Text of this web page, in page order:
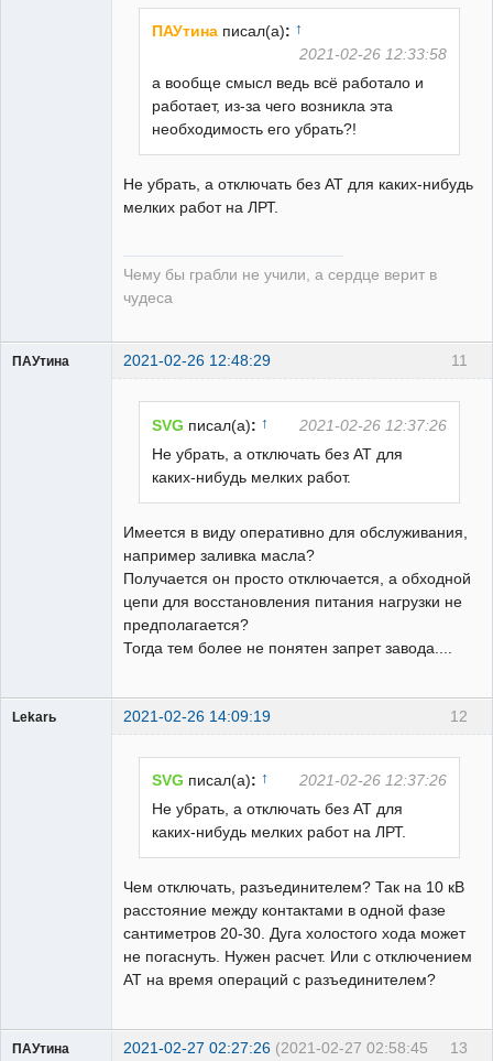
ПАУтина писал(а): ↑
2021-02-26 12:33:58
а вообще смысл ведь всё работало и
работает, из-за чего возникла эта
необходимость его убрать?!
Не убрать, а отключать без АТ для каких-нибудь
мелких работ на ЛРТ.
Чему бы грабли не учили, а сердце верит в
чудеса
11
ПАУтина 2021-02-26 12:48:29
SVG писал(а): ↑
2021-02-26 12:37:26
Не убрать, а отключать без АТ для
каких-нибудь мелких работ.
Имеется в виду оперативно для обслуживания,
например заливка масла?
Получается он просто отключается, а обходной
цепи для восстановления питания нагрузки не
предполагается?
Тогда тем более не понятен запрет завода....
12
Lekarь 2021-02-26 14:09:19
SVG писал(а): ↑
2021-02-26 12:37:26
Не убрать, а отключать без АТ для
каких-нибудь мелких работ на ЛРТ.
Чем отключать, разъединителем? Так на 10 кВ
расстояние между контактами в одной фазе
сантиметров 20-30. Дуга холостого хода может
не погаснуть. Нужен расчет. Или с отключением
АТ на время операций с разъединителем?
13
ПАУтина 2021-02-27 02:27:26 (2021-02-27 02:58:45